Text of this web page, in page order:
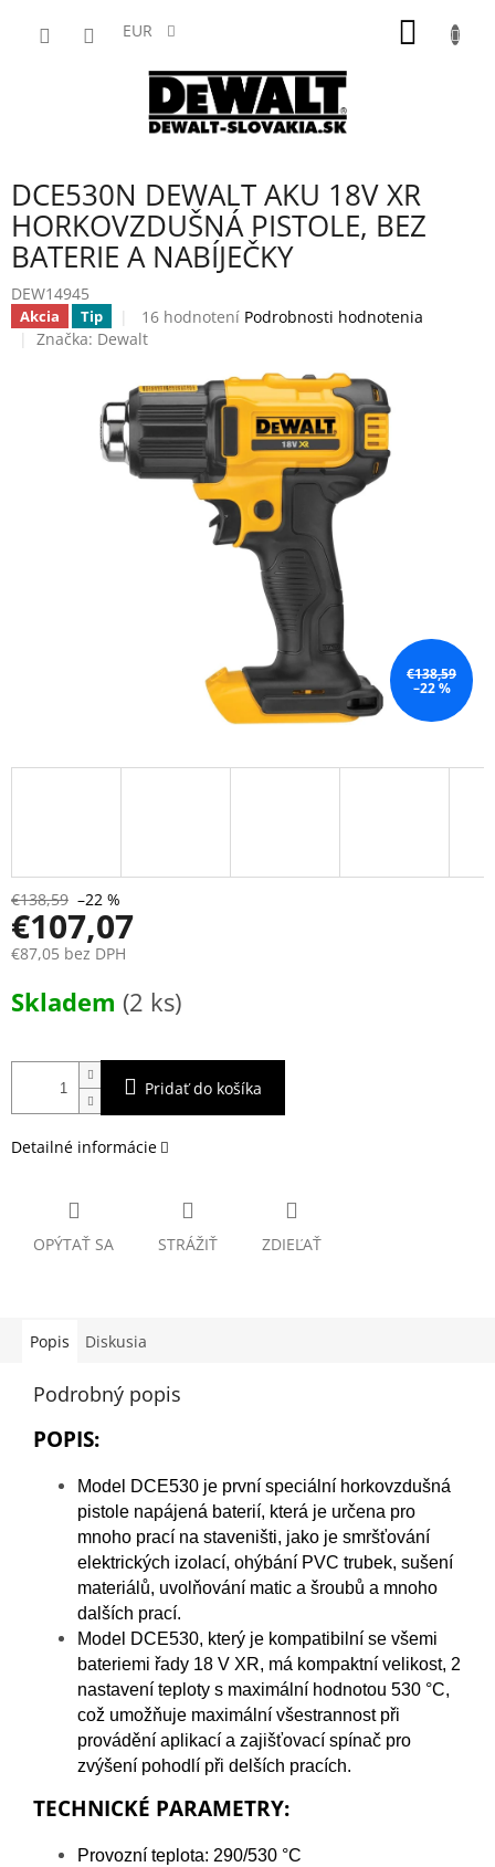
EUR
DCE530N DEWALT AKU 18V XR
HORKOVZDUŠNÁ PISTOLE, BEZ
BATERIE A NABÍJEČKY
DEW14945
Akcia Tip
Priemerné
hodnotenie
3,9
z
5
hviezdičiek.
16 hodnotení Podrobnosti hodnotenia
Značka: Dewalt
€138,59
–22 %
€138,59 –22 %
€107,07
€87,05 bez DPH
cena:
Skladem (2 ks)
Pridať do košíka
Detailné informácie
OPÝTAŤ SA STRÁŽIŤ ZDIEĽAŤ
Popis Diskusia
Podrobný popis
POPIS:
Model DCE530 je první speciální horkovzdušná
pistole napájená baterií, která je určena pro
mnoho prací na staveništi, jako je smršťování
elektrických izolací, ohýbání PVC trubek, sušení
materiálů, uvolňování matic a šroubů a mnoho
dalších prací.
Model DCE530, který je kompatibilní se všemi
bateriemi řady 18 V XR, má kompaktní velikost, 2
nastavení teploty s maximální hodnotou 530 °C,
což umožňuje maximální všestrannost při
provádění aplikací a zajišťovací spínač pro
zvýšení pohodlí při delších pracích.
TECHNICKÉ PARAMETRY:
Provozní teplota: 290/530 °C